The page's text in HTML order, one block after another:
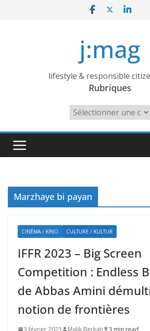
j:mag
lifestyle & responsible
Rubriques
Rubriques
Marzhaye bi payan
CINÉMA / KINO CULTURE / KULTUR
IFFR 2023 – Big Screen
Competition : Endless
de Abbas Amini
notion de frontières
3 février 2023 Malik Berkati
3 min read